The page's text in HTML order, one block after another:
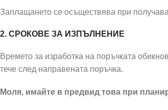
Заплащането се осъществява при
2. СРОКОВЕ ЗА ИЗПЪЛНЕНИЕ
Времето за изработка на поръчката
тече след направената поръчка.
Моля, имайте в предвид това при